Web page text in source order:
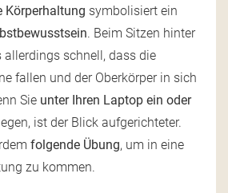
Körperhaltung symbolisiert ein
. Beim Sitzen hinter
allerdings schnell, dass die
fallen und der Oberkörper in sich
Sie unter Ihren Laptop ein oder
ist der Blick aufgerichteter.
folgende Übung, um in eine
zu kommen.